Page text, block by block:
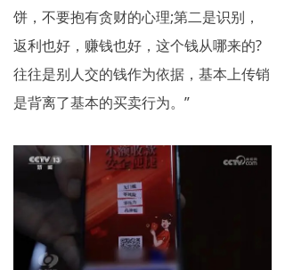
饼，不要抱有贪财的心理;第二是识别，
返利也好，赚钱也好，这个钱从哪来的?
往往是别人交的钱作为依据，基本上传销
是背离了基本的买卖行为。”